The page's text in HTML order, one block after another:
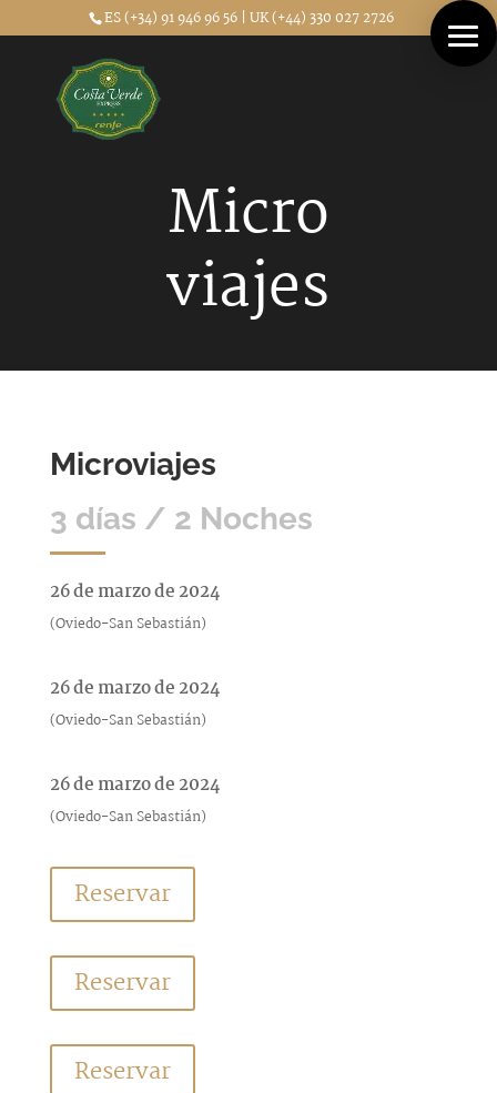
ES (+34) 91 946 96 56 | UK (+44) 330 027 2726
Micro
viajes
Microviajes
3 días / 2 Noches
26 de marzo de 2024
(Oviedo-San Sebastián)
26 de marzo de 2024
(Oviedo-San Sebastián)
26 de marzo de 2024
(Oviedo-San Sebastián)
Reservar
Reservar
Reservar